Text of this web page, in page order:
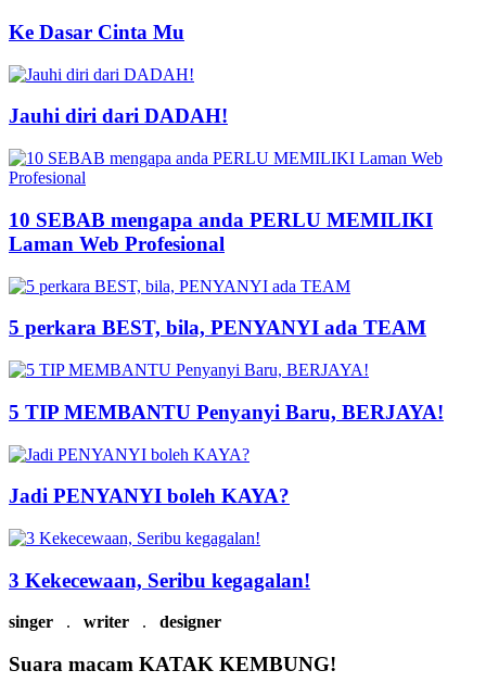
Ke Dasar Cinta Mu
Jauhi diri dari DADAH!
10 SEBAB mengapa anda PERLU MEMILIKI
Laman Web Profesional
5 perkara BEST, bila, PENYANYI ada TEAM
5 TIP MEMBANTU Penyanyi Baru, BERJAYA!
Jadi PENYANYI boleh KAYA?
3 Kekecewaan, Seribu kegagalan!
singer . writer . designer
Suara macam KATAK KEMBUNG!